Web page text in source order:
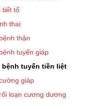
tiết tố
thai
thận
tuyến giáp
bệnh tuyến tiền liệt
giáp
loạn cương dương